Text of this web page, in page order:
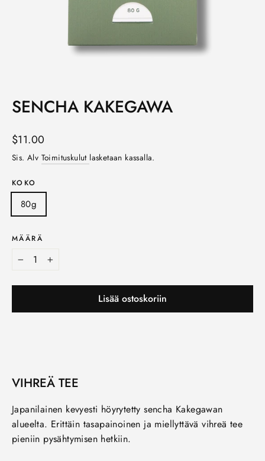
SENCHA KAKEGAWA
Norm.
hinta
$11.00
Sis. Alv Toimituskulut lasketaan kassalla.
KOKO
80g
MÄÄRÄ
+
Lisää ostoskoriin
VIHREÄ TEE
Japanilainen kevyesti höyrytetty sencha Kakegawan
alueelta. Erittäin tasapainoinen ja miellyttävä vihreä tee
pieniin pysähtymisen hetkiin.